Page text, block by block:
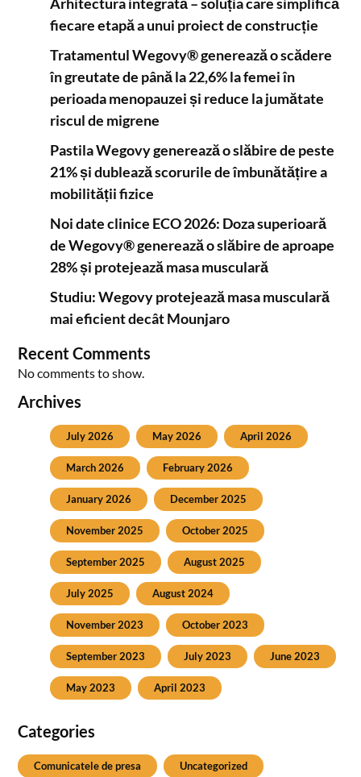
fiecare etapă a unui proiect de construcție
Tratamentul Wegovy® generează o scădere
în greutate de până la 22,6% la femei în
perioada menopauzei și reduce la jumătate
riscul de migrene
Pastila Wegovy generează o slăbire de peste
21% și dublează scorurile de îmbunătățire a
mobilității fizice
Noi date clinice ECO 2026: Doza superioară
de Wegovy® generează o slăbire de aproape
28% și protejează masa musculară
Studiu: Wegovy protejează masa musculară
mai eficient decât Mounjaro
Recent Comments
No comments to show.
Archives
July 2026 May 2026 April 2026
March 2026 February 2026
January 2026 December 2025
November 2025 October 2025
September 2025 August 2025
July 2025 August 2024
November 2023 October 2023
September 2023 July 2023 June 2023
May 2023 April 2023
Categories
Comunicatele de presa Uncategorized